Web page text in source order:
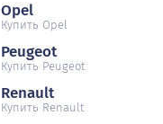
Opel
Купить Opel
Peugeot
Купить Peugeot
Renault
Купить Renault